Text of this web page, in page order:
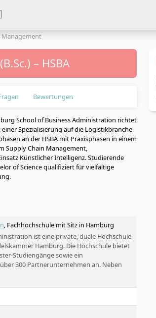
Management
– HSBA
Bewertungen
School of Business Administration richtet
Spezialisierung auf die Logistikbranche
an der HSBA mit Praxisphasen in einem
Supply Chain Management,
Künstlicher Intelligenz. Studierende
of Science qualifiziert für vielfältige
, Fachhochschule mit Sitz in Hamburg
ist eine private, duale Hochschule
Hamburg. Die Hochschule bietet
Studiengänge sowie ein
300 Partnerunternehmen an. Neben
anwendungsorientierter Forschung stellt
bereit. Mit etwa 1.000
(u.a. durch den Wissenschaftsrat und die